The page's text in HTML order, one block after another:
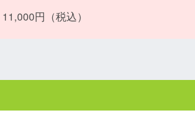
11,000円（税込）